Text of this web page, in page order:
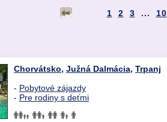
1 2 3 ... 10
Chorvátsko, Južná Dalmácia, Trpanj
- Pobytové zájazdy
- Pre rodiny s deťmi